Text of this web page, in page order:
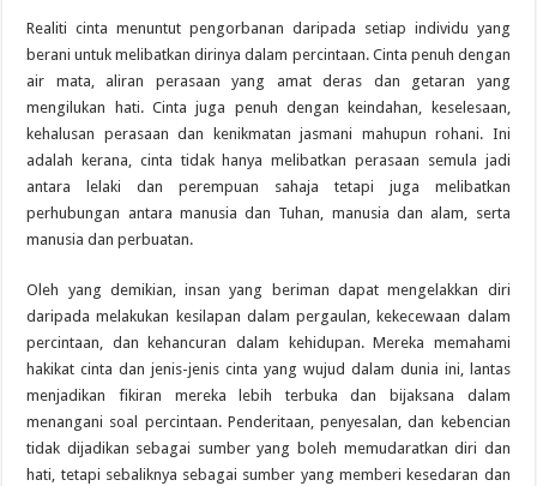
Realiti cinta menuntut pengorbanan daripada setiap individu yang
berani untuk melibatkan dirinya dalam percintaan. Cinta penuh dengan
air mata, aliran perasaan yang amat deras dan getaran yang
mengilukan hati. Cinta juga penuh dengan keindahan, keselesaan,
kehalusan perasaan dan kenikmatan jasmani mahupun rohani. Ini
adalah kerana, cinta tidak hanya melibatkan perasaan semula jadi
antara lelaki dan perempuan sahaja tetapi juga melibatkan
perhubungan antara manusia dan Tuhan, manusia dan alam, serta
manusia dan perbuatan.
Oleh yang demikian, insan yang beriman dapat mengelakkan diri
daripada melakukan kesilapan dalam pergaulan, kekecewaan dalam
percintaan, dan kehancuran dalam kehidupan. Mereka memahami
hakikat cinta dan jenis-jenis cinta yang wujud dalam dunia ini, lantas
menjadikan fikiran mereka lebih terbuka dan bijaksana dalam
menangani soal percintaan. Penderitaan, penyesalan, dan kebencian
tidak dijadikan sebagai sumber yang boleh memudaratkan diri dan
hati, tetapi sebaliknya sebagai sumber yang memberi kesedaran dan